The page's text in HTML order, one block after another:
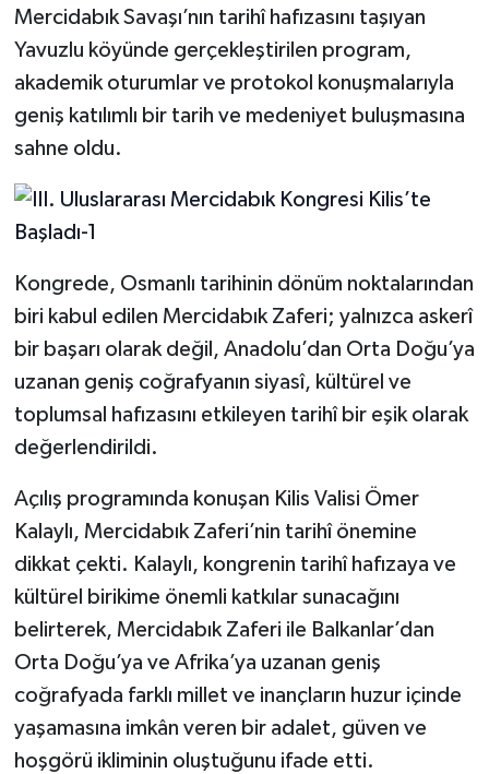
Mercidabık Savaşı’nın tarihî hafızasını taşıyan
Yavuzlu köyünde gerçekleştirilen program,
akademik oturumlar ve protokol konuşmalarıyla
geniş katılımlı bir tarih ve medeniyet buluşmasına
sahne oldu.
Kongrede, Osmanlı tarihinin dönüm noktalarından
biri kabul edilen Mercidabık Zaferi; yalnızca askerî
bir başarı olarak değil, Anadolu’dan Orta Doğu’ya
uzanan geniş coğrafyanın siyasî, kültürel ve
toplumsal hafızasını etkileyen tarihî bir eşik olarak
değerlendirildi.
Açılış programında konuşan Kilis Valisi Ömer
Kalaylı, Mercidabık Zaferi’nin tarihî önemine
dikkat çekti. Kalaylı, kongrenin tarihî hafızaya ve
kültürel birikime önemli katkılar sunacağını
belirterek, Mercidabık Zaferi ile Balkanlar’dan
Orta Doğu’ya ve Afrika’ya uzanan geniş
coğrafyada farklı millet ve inançların huzur içinde
yaşamasına imkân veren bir adalet, güven ve
hoşgörü ikliminin oluştuğunu ifade etti.